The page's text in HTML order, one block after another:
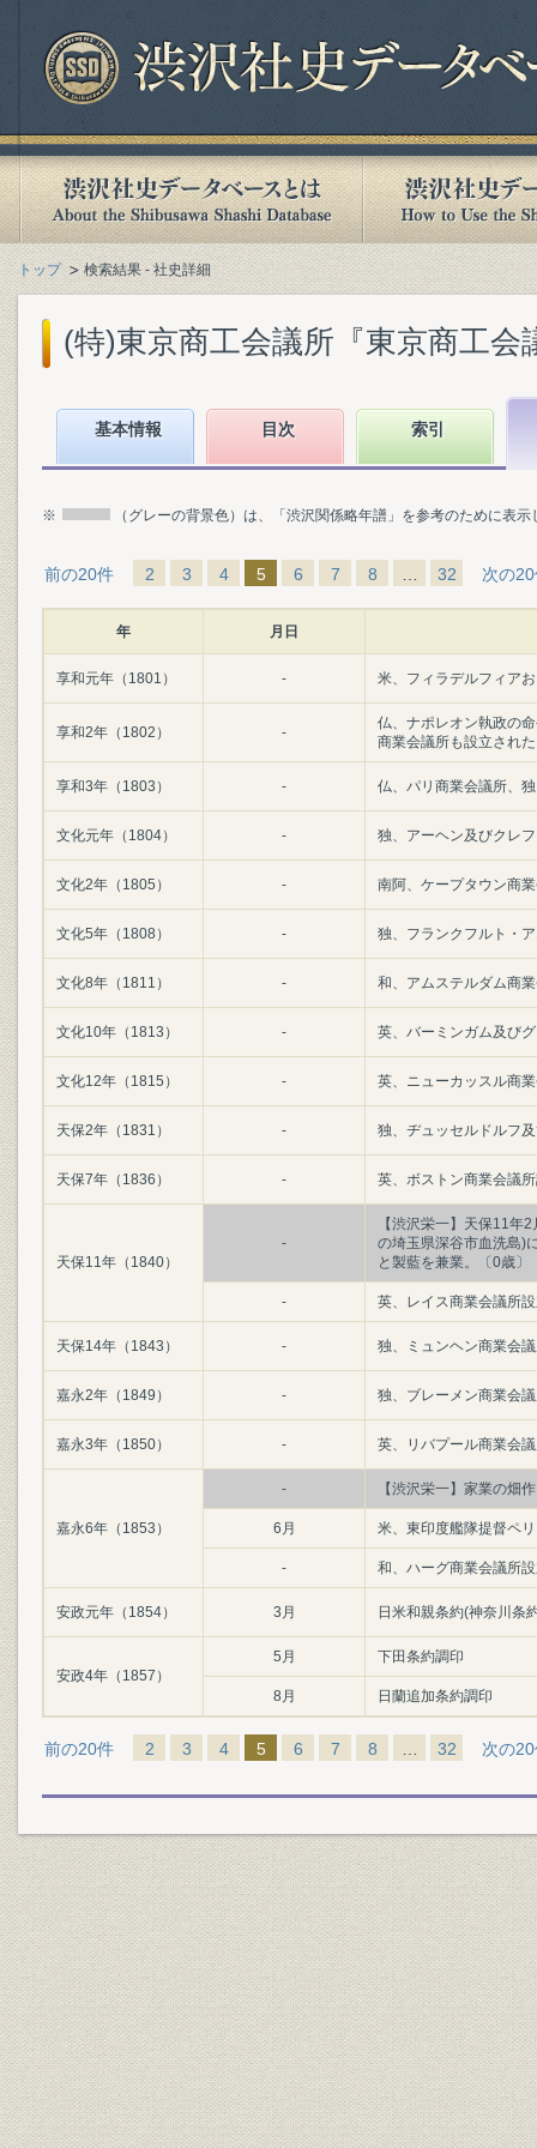
トップ 検索結果 - 社史詳細
(特)東京商工会議所『東京商工
基本情報 目次 索引
※ （グレーの背景色）は、「渋沢関係略年譜」を参考のために表
前の20件 2 3 4 5 6 7 8 32 次の
年 月日
享和元年（1801） - 米、フィラデルフィア
享和2年（1802） -
仏、ナポレオン執政の
商業会議所も設立された
享和3年（1803） - 仏、パリ商業会議所、
文化元年（1804） - 独、アーヘン及びクレ
文化2年（1805） - 南阿、ケープタウン商
文化5年（1808） - 独、フランクフルト・
文化8年（1811） - 和、アムステルダム商
文化10年（1813） - 英、バーミンガム及び
文化12年（1815） - 英、ニューカッスル商
天保2年（1831） - 独、ヂュッセルドルフ
天保7年（1836） - 英、ボストン商業会議
天保11年（1840）
-
【渋沢栄一】天保11年
の埼玉県深谷市血洗島)
と製藍を兼業。〔0歳〕
- 英、レイス商業会議所
天保14年（1843） - 独、ミュンヘン商業会
嘉永2年（1849） - 独、ブレーメン商業会
嘉永3年（1850） - 英、リバプール商業会
嘉永6年（1853）
- 【渋沢栄一】家業の畑
6月 米、東印度艦隊提督ペ
- 和、ハーグ商業会議所
安政元年（1854） 3月 日米和親条約(神奈川条
安政4年（1857）
5月 下田条約調印
8月 日蘭追加条約調印
前の20件 2 3 4 5 6 7 8 32 次の